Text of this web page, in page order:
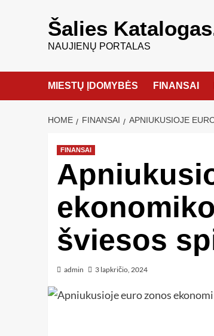
Šalies
NAUJIENŲ PORTALAS
MIESTŲ ĮDOMYBĖS FINANSAI
HOME FINANSAI APNIUKUSIOJE
FINANSAI
šviesos
admin 3 lapkričio, 2024